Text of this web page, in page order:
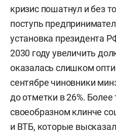
кризис пошатнул и без
поступь
установка президента
2030 году увеличить
оказалась слишком
сентябре чиновники
до отметки в 26%. Более
своеобразном клинче
и ВТБ, которые